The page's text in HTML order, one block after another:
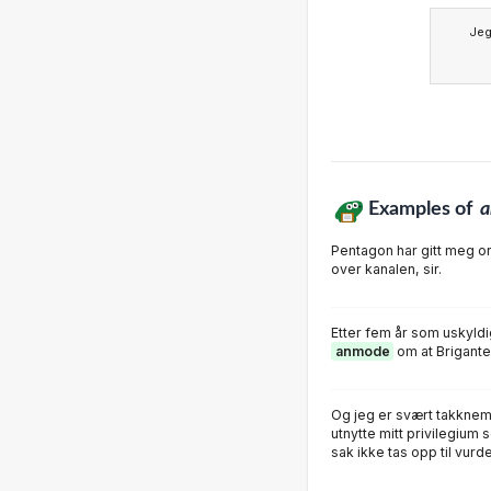
Jeg
Examples of
Pentagon har gitt meg
over kanalen, sir.
Etter fem år som
anmode om at
Og jeg er svært
utnytte mitt privilegium
sak ikke tas opp til